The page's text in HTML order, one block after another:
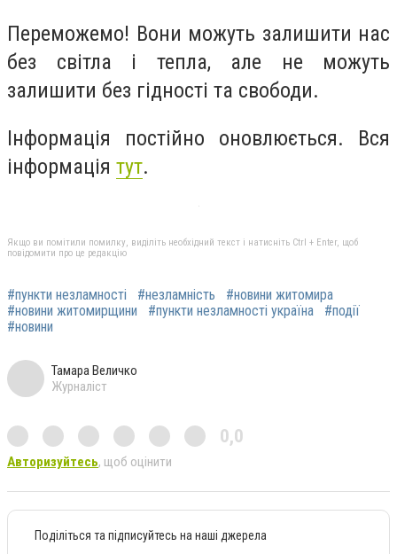
Переможемо! Вони можуть залишити нас
без світла і тепла, але не можуть
залишити без гідності та свободи.
Інформація постійно оновлюється. Вся
інформація тут.
Якщо ви помітили помилку, виділіть необхідний текст і натисніть Ctrl + Enter, щоб
повідомити про це редакцію
#пункти незламності #незламність
#новини житомира
#новини житомирщини
#пункти незламності україна
#події
#новини
Тамара Величко
Журналіст
0,0
Авторизуйтесь, щоб оцінити
Поділіться та підписуйтесь на наші джерела